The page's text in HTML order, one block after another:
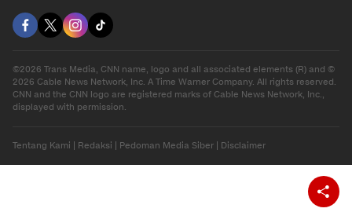
©2026 Trans Media, CNN name, logo and all associated elements (R) and ©
2026 Cable News Network, Inc. A Time Warner Company. All rights reserved.
CNN and the CNN logo are registered marks of Cable News Network, Inc.,
displayed with permission.
Tentang Kami Redaksi Pedoman Media Siber Disclaimer